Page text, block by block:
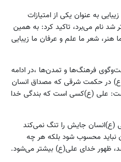
به عنوان یکی از امتیازات
شد نام می‌برد، تاکید کرد: به همین
شعر ما علم و عرفان ما زیبایی
فرهنگ‌ها و تمدن‌ها ،در ادامه
(ع) در حکمت شرقی که مصداق انسان
علی (ع)کسی است که بندگی خدا
(ع)انسان جایش را تنگ نمی‌کند
محسوب شود بلکه هر چه
ظهور خدای علی(ع) بیشتر می‌شود.